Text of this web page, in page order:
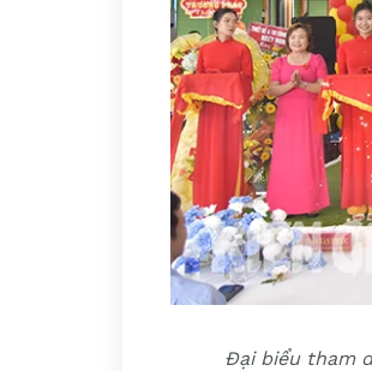
Đại biểu tham